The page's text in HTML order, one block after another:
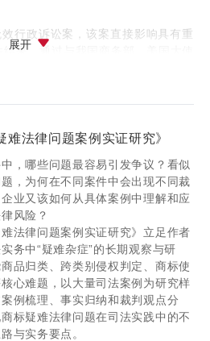
行政诉讼案，该案直接影响具有重
结果，通过与我国商务部、美国大使
保护50件典型案例；
高管的专利及商业秘密纠纷，获得诉
案例；
公司商标、版权侵权及不正当竞争
时涵括三个案由，属于国内知识产权
标无效宣告、行政查处、民事诉讼和
，最终成功和解；
的犯罪嫌疑人，配合警方现场执法并
展开
难法律问题案例实证研究》
，哪些问题最容易引发争议？看似
，为何在不同案件中会出现不同裁
业又该如何从具体案例中理解和应
风险？
难法律问题案例实证研究》立足作者
务中“疑难杂症”的长期观察与研
品归类、跨类别侵权判定、商标使
心难题，以大量司法案例为研究样
例梳理、事实归纳和裁判观点分
标疑难法律问题在司法实践中的不
与实务要点。